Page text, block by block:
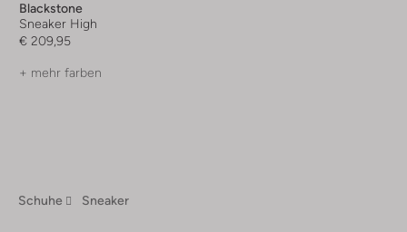
Blackstone
Sneaker High
€ 209,95
+ mehr farben
Schuhe Sneaker